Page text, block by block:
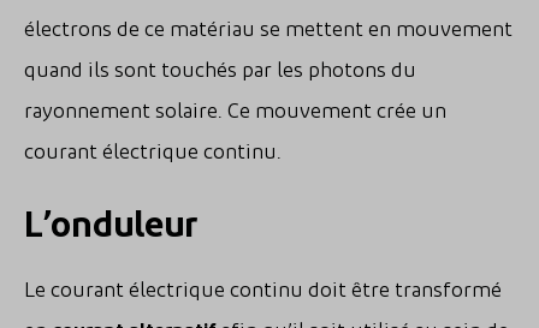
électrons de ce matériau se mettent en mouvement
quand ils sont touchés par les photons du
rayonnement solaire. Ce mouvement crée un
courant électrique continu.
L’onduleur
Le courant électrique continu doit être transformé